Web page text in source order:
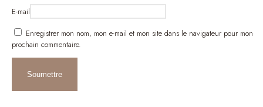
E-mail
Enregistrer mon nom, mon e-mail et mon site dans le navigateur pour mon
prochain commentaire.